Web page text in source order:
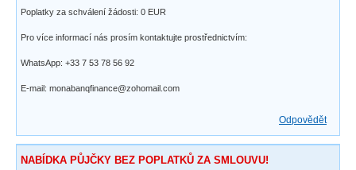
Poplatky za schválení žádosti: 0 EUR
Pro více informací nás prosím kontaktujte prostřednictvím:
WhatsApp: +33 7 53 78 56 92
E-mail: monabanqfinance@zohomail.com
Odpovědět
NABÍDKA PŮJČKY BEZ POPLATKŮ ZA SMLOUVU!